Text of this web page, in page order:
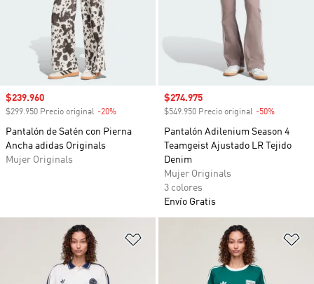
Precio de venta
$239.960
$299.950 Precio original -20%
Pantalón de Satén con Pierna
Ancha adidas Originals
Mujer Originals
Precio de venta
$274.975
$549.950 Precio original -50%
Pantalón Adilenium Season 4
Teamgeist Ajustado LR Tejido
Denim
Mujer Originals
3 colores
Envío Gratis
Añadir a la lista de deseos